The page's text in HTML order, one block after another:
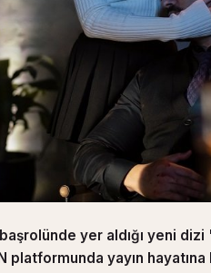
yer aldığı yeni
platformunda yayın hayatına